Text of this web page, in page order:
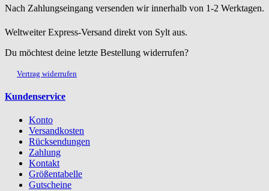
Nach Zahlungseingang versenden wir innerhalb von 1-2 Werktagen.
Weltweiter Express-Versand direkt von Sylt aus.
Du möchtest deine letzte Bestellung widerrufen?
Vertrag widerrufen
Kundenservice
Konto
Versandkosten
Rücksendungen
Zahlung
Kontakt
Größentabelle
Gutscheine